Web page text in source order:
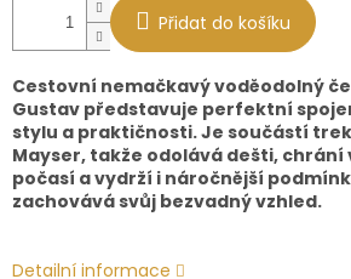
Přidat do košíku
Cestovní nemačkavý voděodolný
Gustav představuje perfektní
stylu a praktičnosti. Je součástí
Mayser, takže odolává dešti,
počasí a vydrží i náročnější
zachovává svůj bezvadný vzhled.
Detailní informace